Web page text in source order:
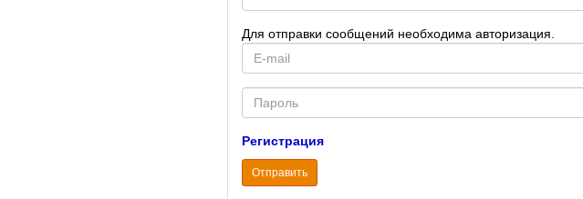
Для отправки сообщений необходима авторизация.
mail
Password
Регистрация
Отправить